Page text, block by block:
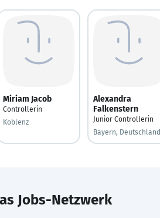
Miriam Jacob
Controllerin
Koblenz
Alexandra
Falkenstern
Junior Controllerin
Bayern, Deutschland
Jobs-Netzwerk